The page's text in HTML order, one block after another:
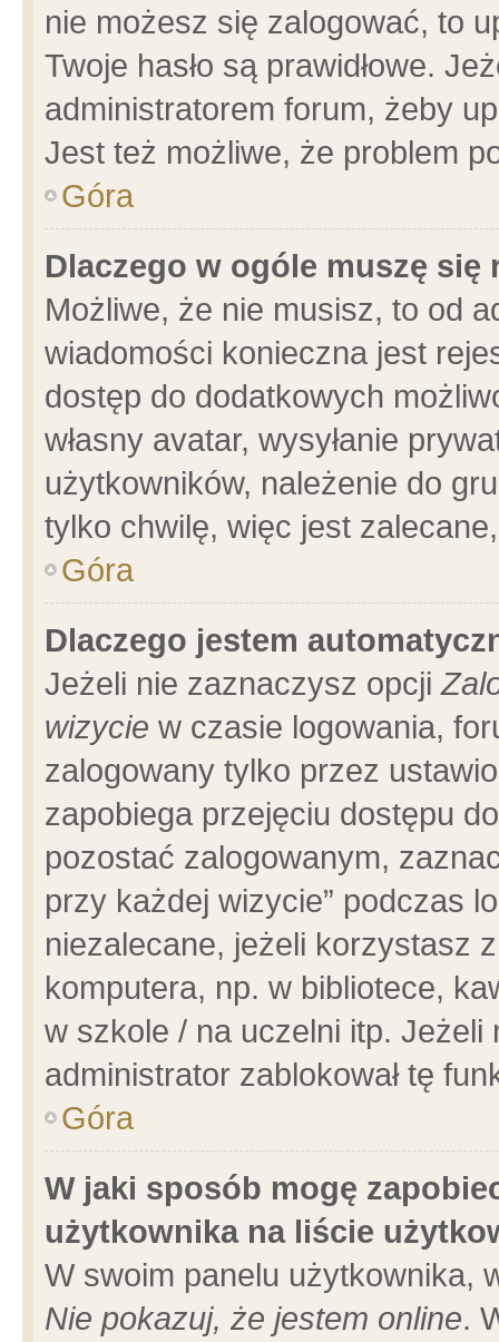
nie możesz się zalogować, to
Twoje hasło są prawidłowe.
administratorem forum, żeby
Jest też możliwe, że problem
Góra
Dlaczego w ogóle muszę się
Możliwe, że nie musisz, to od
wiadomości konieczna jest
dostęp do dodatkowych
własny avatar, wysyłanie
użytkowników, należenie do
tylko chwilę, więc jest
Góra
Dlaczego jestem
Jeżeli nie zaznaczysz opcji
wizycie w czasie logowania,
zalogowany tylko przez
zapobiega przejęciu dostępu
pozostać zalogowanym,
przy każdej wizycie” podczas
niezalecane, jeżeli korzystasz
komputera, np. w bibliotece,
w szkole / na uczelni itp.
administrator zablokował tę
Góra
W jaki sposób mogę
użytkownika na liście
W swoim panelu użytkownika,
Nie pokazuj, że jestem online.